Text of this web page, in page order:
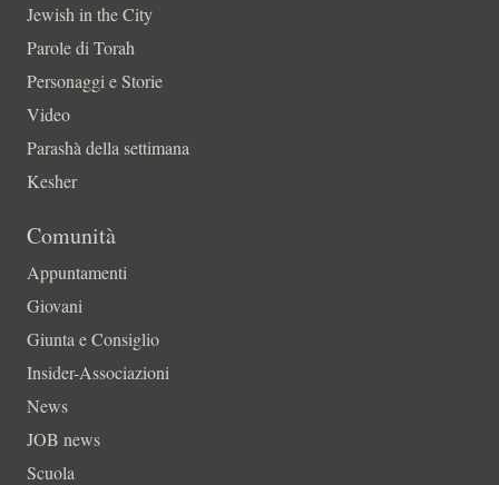
Jewish in the City
Parole di Torah
Personaggi e Storie
Video
Parashà della settimana
Kesher
Comunità
Appuntamenti
Giovani
Giunta e Consiglio
Insider-Associazioni
News
JOB news
Scuola